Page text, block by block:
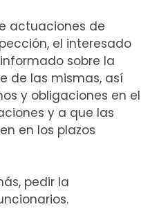
actuaciones de
el interesado
sobre la
de las mismas, así
y obligaciones en el
y a que las
en los plazos
pedir la